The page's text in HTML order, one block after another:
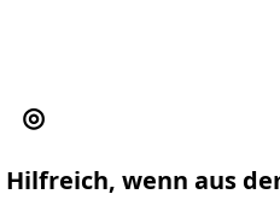
◎
Hilfreich, wenn aus